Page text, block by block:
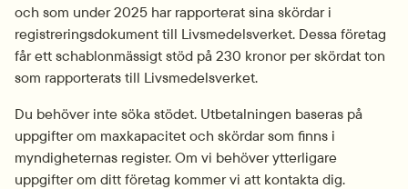
och som under 2025 har rapporterat sina skördar i
registrerings­dokument till Livsmedelsverket. Dessa företag
får ett schablonmässigt stöd på 230 kronor per skördat ton
som rapporterats till Livsmedelsverket.
Du behöver inte söka stödet. Utbetalningen baseras på
uppgifter om maxkapacitet och skördar som finns i
myndigheternas register. Om vi behöver ytterligare
uppgifter om ditt företag kommer vi att kontakta dig.